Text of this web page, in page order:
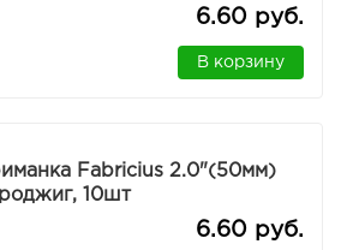
6.60 руб.
В корзину
Fabricius 2.0"(50мм)
10шт
6.60 руб.